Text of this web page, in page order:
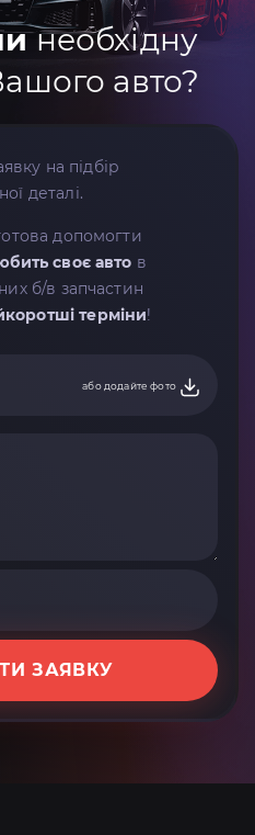
необхідну
авто?
на підбір
деталі.
допомогти
своє авто в
б/в запчастин
терміни!
або додайте фото
ЗАЯВКУ